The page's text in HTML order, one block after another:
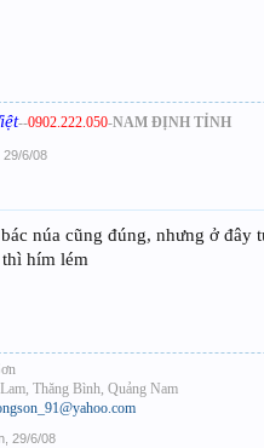
--0902.222.050-NAM ĐỊNH TỈNH
29/6/08
núa cũng đúng, nhưng ở
thì hím lém
Thăng Bình, Quảng Nam
29/6/08